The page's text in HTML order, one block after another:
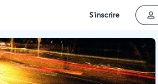
S'inscrire